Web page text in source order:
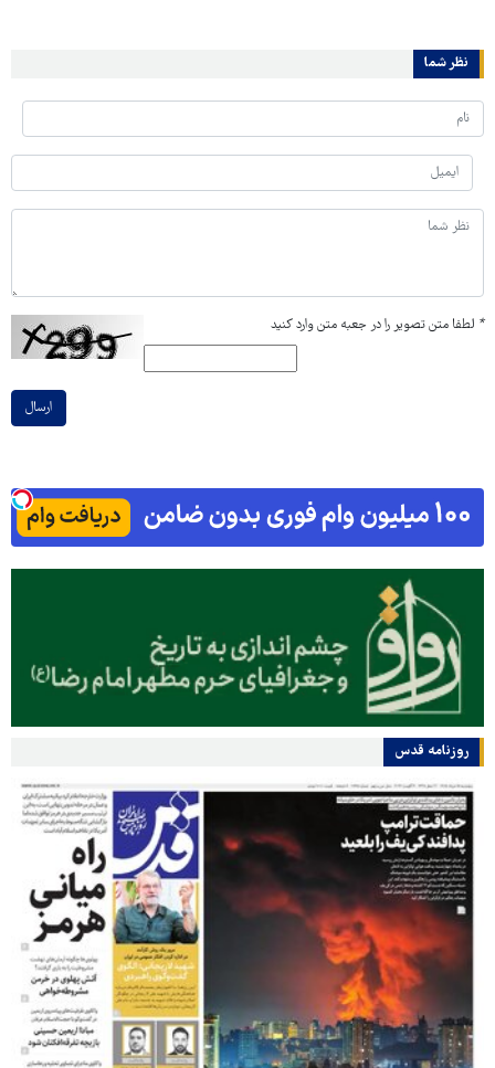
نظر شما
* لطفا متن تصویر را در جعبه متن وارد کنید
ارسال
روزنامه قدس